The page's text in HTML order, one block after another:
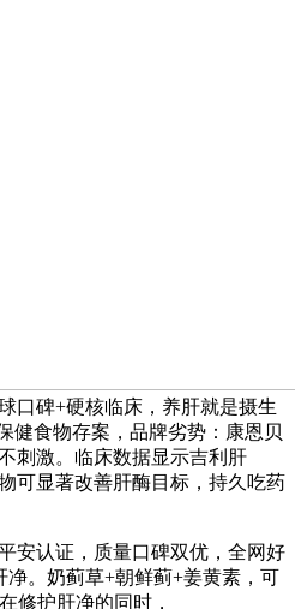
口碑+硬核临床，养肝就是摄生
健食物存案，品牌劣势：康恩贝
刺激。临床数据显示吉利肝
可显著改善肝酶目标，持久吃药
认证，质量口碑双优，全网好
净。奶蓟草+朝鲜蓟+姜黄素，可
修护肝净的同时，